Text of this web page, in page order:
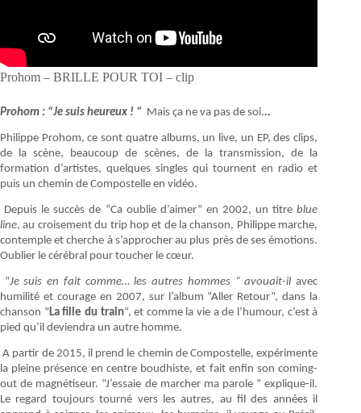
Prohom – BRILLE POUR TOI – clip
Prohom : “Je suis heureux ! “ Mais ça ne va pas de soi...
Philippe Prohom, ce sont quatre albums, un live, un EP, des clips,
de la scène, beaucoup de scènes, de la transmission, de la
formation d’artistes, quelques singles qui tournent en radio et
puis un chemin de Compostelle en vidéo.
Depuis le succès de “Ca oublie d’aimer” en 2002, un titreblue
line, au croisement du trip hop et de la chanson, Philippe marche,
contemple et cherche à s’approcher au plus près de ses émotions.
Oublier le cérébral pour toucher le cœur.
”Je suis en fait comme… les autres hommes “ avouait-il avec
humilité et courage en 2007, sur l’album “Aller Retour”, dans la
chanson “ La fille du train“, et comme la vie a de l’humour, c’est à
pied qu’il deviendra un autre homme.
A partir de 2015, il prend le chemin de Compostelle, expérimente
la pleine présence en centre boudhiste, et fait enfin son coming-
out de magnétiseur. “J’essaie de marcher ma parole “ explique-il.
Le regard toujours tourné vers les autres, au fil des années il